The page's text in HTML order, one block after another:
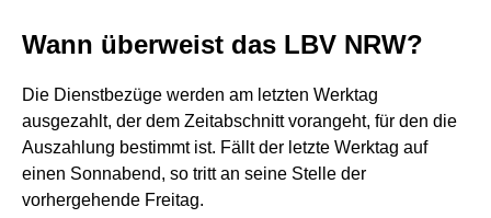
Wann überweist das LBV NRW?
Die Dienstbezüge werden am letzten Werktag
ausgezahlt, der dem Zeitabschnitt vorangeht, für den die
Auszahlung bestimmt ist. Fällt der letzte Werktag auf
einen Sonnabend, so tritt an seine Stelle der
vorhergehende Freitag.